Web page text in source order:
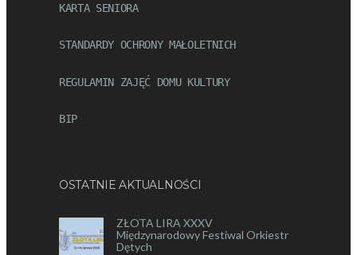
KARTA SENIORA
STANDARDY OCHRONY MAŁOLETNICH
REGULAMIN ZAJĘĆ DOMU KULTURY
BIP
OSTATNIE AKTUALNOŚCI
ZŁOTA LIRA XXXV
Międzynarodowy Festiwal Orkiestr
Dętych